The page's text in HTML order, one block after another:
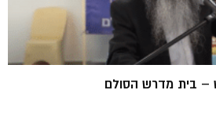
– בית מדרש הסולם